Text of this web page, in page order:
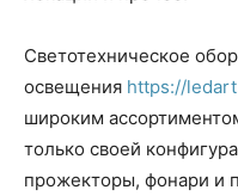
Светотехническое
освещения https://
широким
только своей
прожекторы, фонари и